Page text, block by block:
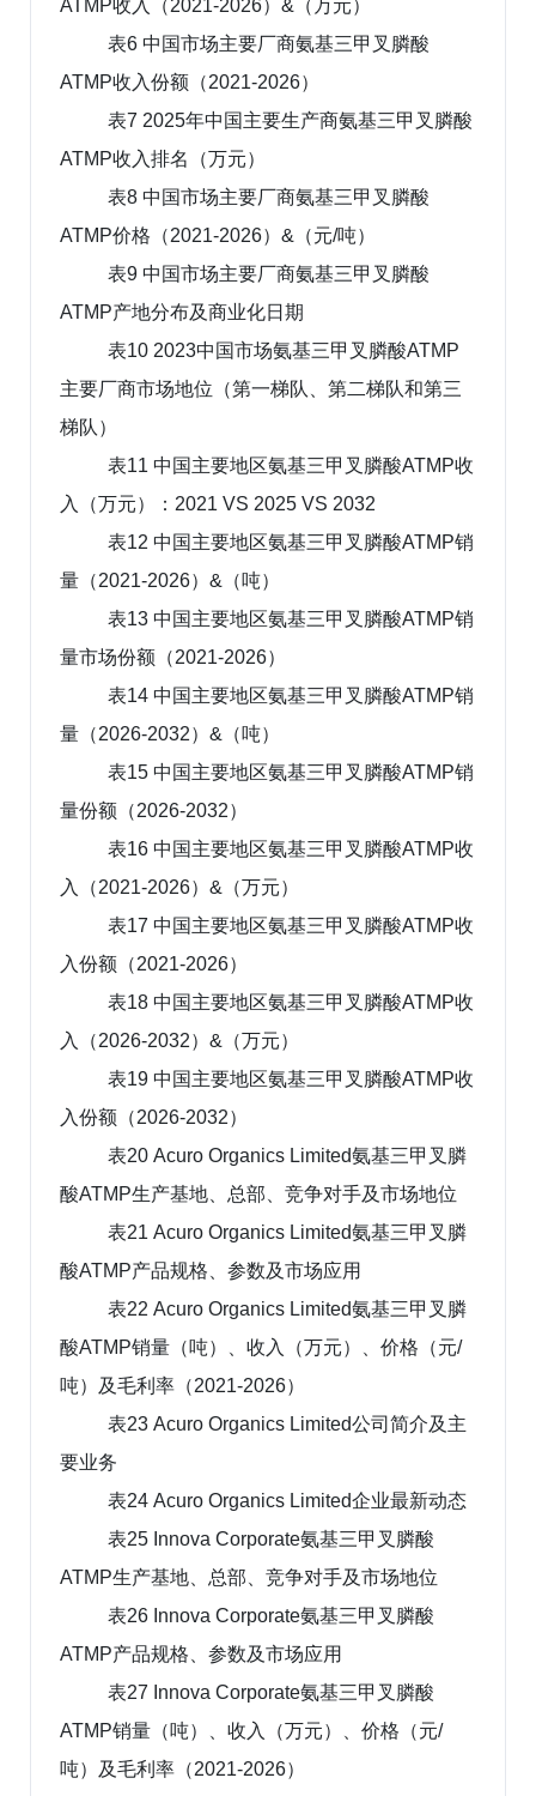
ATMP收入（2021-2026）&（万元）
表6 中国市场主要厂商氨基三甲叉膦酸
ATMP收入份额（2021-2026）
表7 2025年中国主要生产商氨基三甲叉膦酸
ATMP收入排名（万元）
表8 中国市场主要厂商氨基三甲叉膦酸
ATMP价格（2021-2026）&（元/吨）
表9 中国市场主要厂商氨基三甲叉膦酸
ATMP产地分布及商业化日期
表10 2023中国市场氨基三甲叉膦酸ATMP
主要厂商市场地位（第一梯队、第二梯队和第三
梯队）
表11 中国主要地区氨基三甲叉膦酸ATMP收
入（万元）：2021 VS 2025 VS 2032
表12 中国主要地区氨基三甲叉膦酸ATMP销
量（2021-2026）&（吨）
表13 中国主要地区氨基三甲叉膦酸ATMP销
量市场份额（2021-2026）
表14 中国主要地区氨基三甲叉膦酸ATMP销
量（2026-2032）&（吨）
表15 中国主要地区氨基三甲叉膦酸ATMP销
量份额（2026-2032）
表16 中国主要地区氨基三甲叉膦酸ATMP收
入（2021-2026）&（万元）
表17 中国主要地区氨基三甲叉膦酸ATMP收
入份额（2021-2026）
表18 中国主要地区氨基三甲叉膦酸ATMP收
入（2026-2032）&（万元）
表19 中国主要地区氨基三甲叉膦酸ATMP收
入份额（2026-2032）
表20 Acuro Organics Limited氨基三甲叉膦
酸ATMP生产基地、总部、竞争对手及市场地位
表21 Acuro Organics Limited氨基三甲叉膦
酸ATMP产品规格、参数及市场应用
表22 Acuro Organics Limited氨基三甲叉膦
酸ATMP销量（吨）、收入（万元）、价格（元/
吨）及毛利率（2021-2026）
表23 Acuro Organics Limited公司简介及主
要业务
表24 Acuro Organics Limited企业最新动态
表25 Innova Corporate氨基三甲叉膦酸
ATMP生产基地、总部、竞争对手及市场地位
表26 Innova Corporate氨基三甲叉膦酸
ATMP产品规格、参数及市场应用
表27 Innova Corporate氨基三甲叉膦酸
ATMP销量（吨）、收入（万元）、价格（元/
吨）及毛利率（2021-2026）